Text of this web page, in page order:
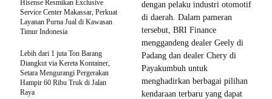
dengan pelaku industri otomotif
di daerah. Dalam pameran
tersebut, BRI Finance
menggandeng dealer Geely di
Padang dan dealer Chery di
Payakumbuh untuk
menghadirkan berbagai pilihan
kendaraan terbaru yang dapat
Hisense Resmikan Exclusive
Service Center Makassar, Perkuat
Layanan Purna Jual di Kawasan
Timur Indonesia
Lebih dari 1 juta Ton Barang
Diangkut via Kereta Kontainer,
Setara Mengurangi Pergerakan
Hampir 60 Ribu Truk di Jalan
Raya